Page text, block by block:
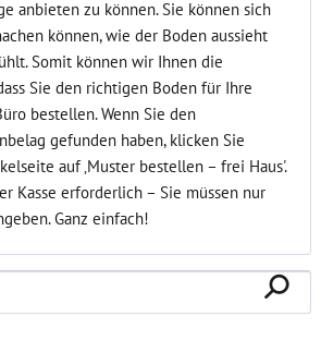
anbieten zu können. Sie können sich
können, wie der Boden aussieht
Somit können wir Ihnen die
Sie den richtigen Boden für Ihre
bestellen. Wenn Sie den
gefunden haben, klicken Sie
auf ‚Muster bestellen – frei Haus'.
Kasse erforderlich – Sie müssen nur
Ganz einfach!